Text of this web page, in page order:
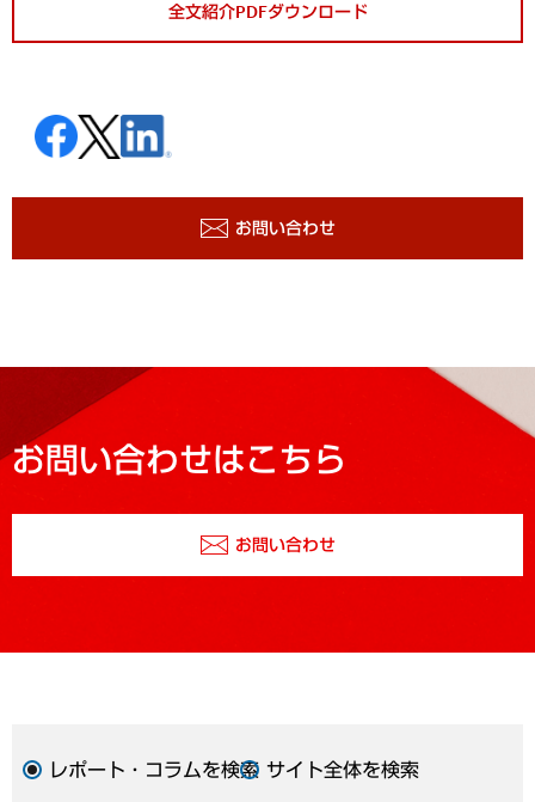
全文紹介PDFダウンロード
お問い合わせ
お問い合わせはこちら
お問い合わせ
レポート・コラムを検索 サイト全体を検索